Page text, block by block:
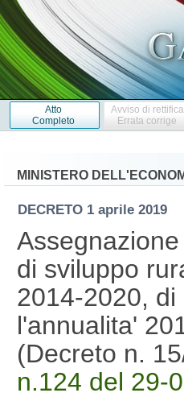
Atto
Completo
Avviso di rettifica
Errata corrige
MINISTERO
DECRETO 1 aprile 2019
di sviluppo
2014-2020,
l'annualita'
(Decreto n.
n.124 del 29-